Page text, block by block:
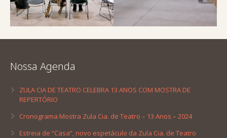
Nossa Agenda
ZULA CIA DE TEATRO CELEBRA 13 ANOS COM MOSTRA DE
REPERTÓRIO
Cronograma Mostra Zula Cia. de Teatro – 13 Anos – 2024
Estreia de “Casa”, novo espetáculo da Zula Cia. de Teatro